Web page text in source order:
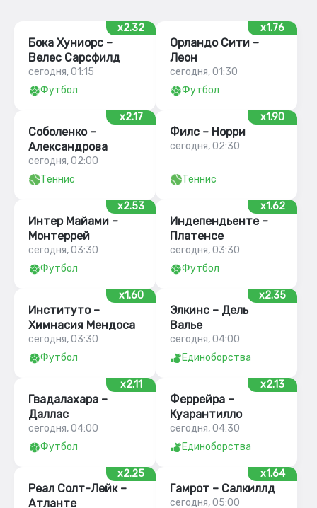
x2.32
Бока Хуниорс –
Велес Сарсфилд
сегодня, 01:15
Футбол
x1.76
Орландо Сити –
Леон
сегодня, 01:30
Футбол
x2.17
Соболенко –
Александрова
сегодня, 02:00
Теннис
x1.90
Филс – Норри
сегодня, 02:30
Теннис
x2.53
Интер Майами –
Монтеррей
сегодня, 03:30
Футбол
x1.62
Индепендьенте –
Платенсе
сегодня, 03:30
Футбол
x1.60
Институто –
Химнасия Мендоса
сегодня, 03:30
Футбол
x2.35
Элкинс – Дель
Валье
сегодня, 04:00
Единоборства
x2.11
Гвадалахара –
Даллас
сегодня, 04:00
Футбол
x2.13
Феррейра –
Куарантилло
сегодня, 04:30
Единоборства
x2.25
Реал Солт-Лейк –
Атланте
x1.64
Гамрот – Салкиллд
сегодня, 05:00